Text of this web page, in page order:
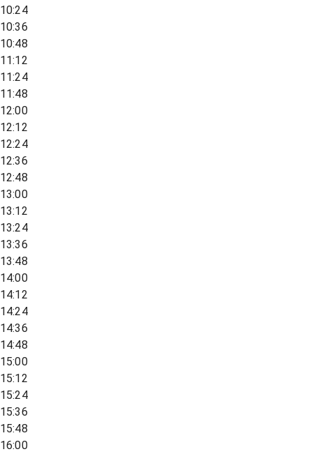
10:24
10:36
10:48
11:12
11:24
11:48
12:00
12:12
12:24
12:36
12:48
13:00
13:12
13:24
13:36
13:48
14:00
14:12
14:24
14:36
14:48
15:00
15:12
15:24
15:36
15:48
16:00